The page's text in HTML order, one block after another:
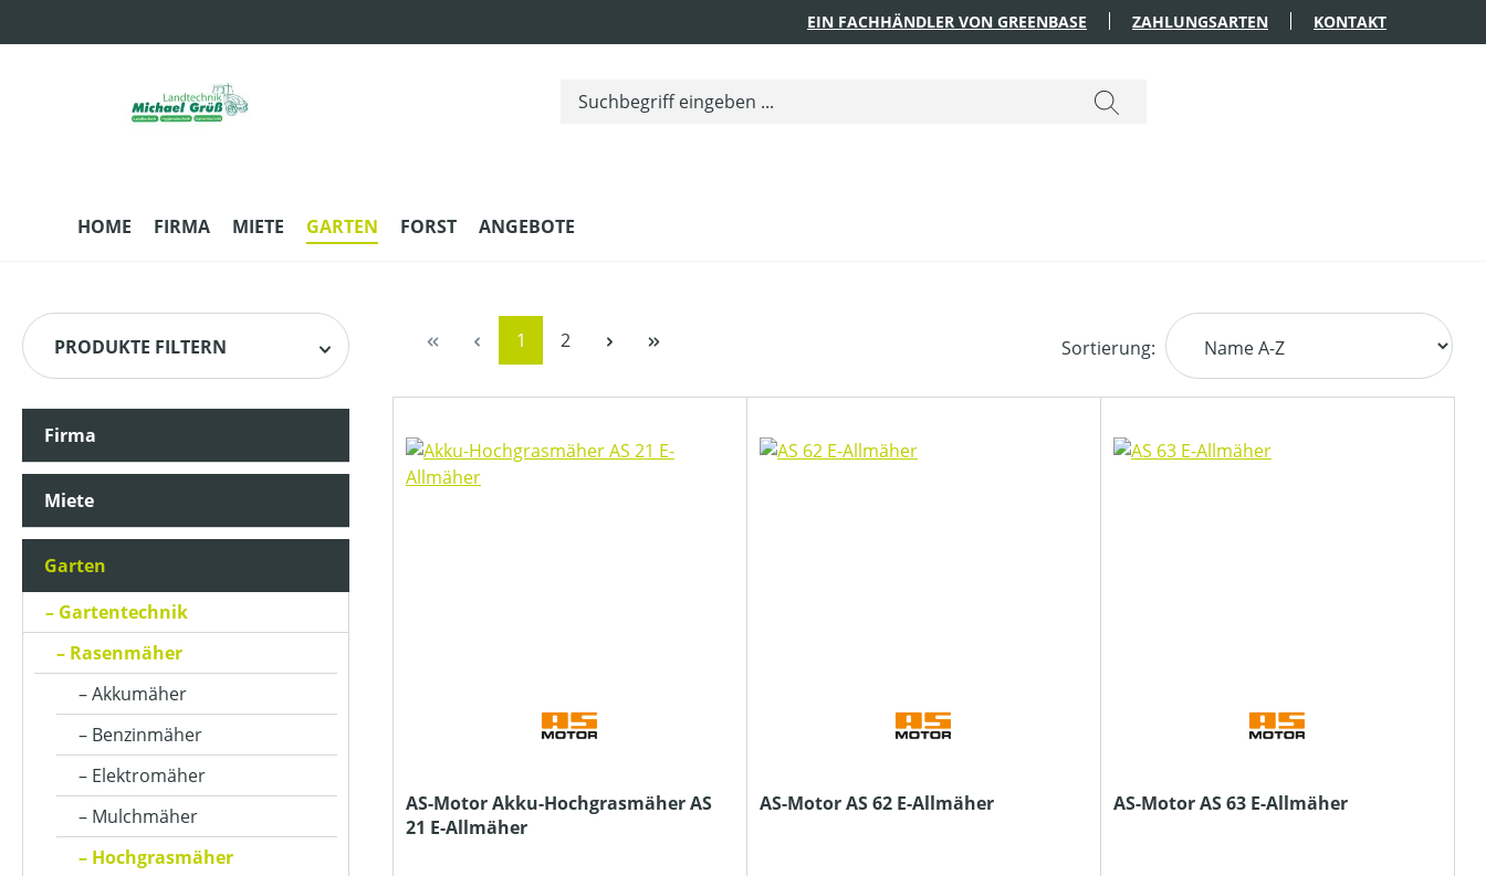
EIN FACHHÄNDLER VON GREENBASE ZAHLUNGSARTEN KONTAKT
HOME FIRMA MIETE GARTEN FORST ANGEBOTE
PRODUKTE FILTERN
HERSTELLER
ARBEITSSTUFENANZAHL
AUSWURFART
BETRIEBSART
FAHRANTRIEBSART
Firma
Miete
Garten
Gartentechnik
Rasenmäher
Akkumäher
Benzinmäher
Elektromäher
Mulchmäher
Hochgrasmäher
Seite
1 Seite
2 Sortierung:
AS-Motor Akku-Hochgrasmäher AS
21 E-Allmäher
AS-Motor AS 62 E-Allmäher AS-Motor AS 63 E-Allmäher